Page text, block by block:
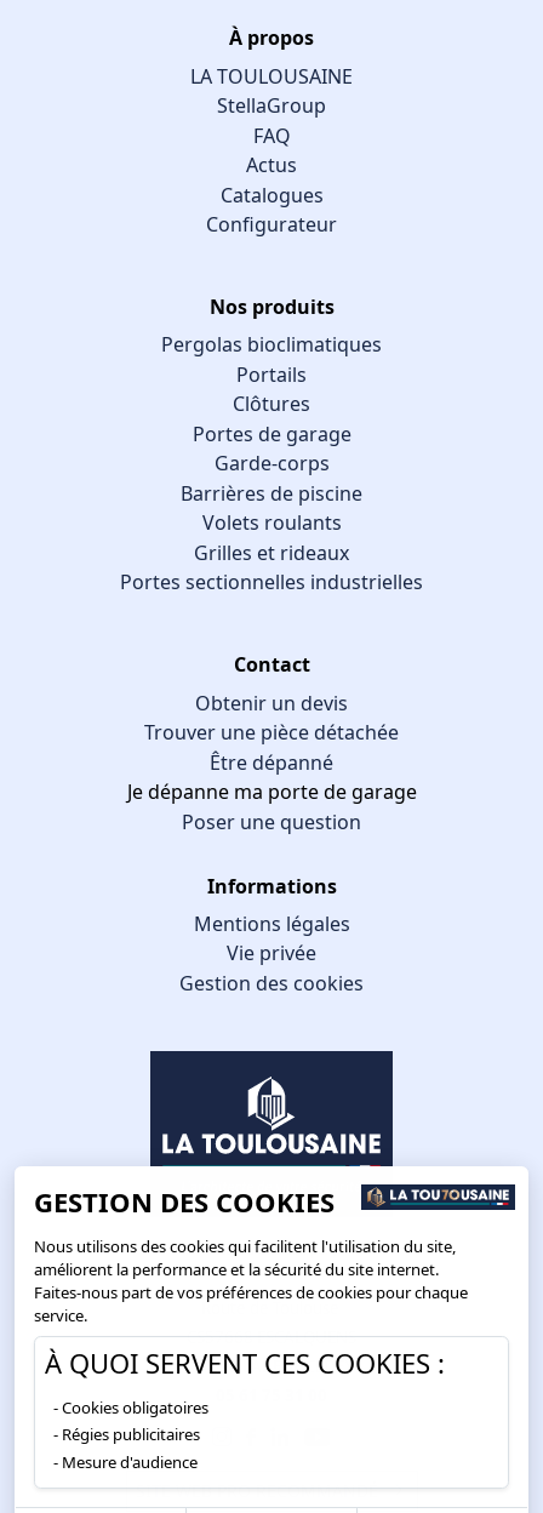
À propos
LA TOULOUSAINE
StellaGroup
FAQ
Actus
Catalogues
Configurateur
Nos produits
Pergolas bioclimatiques
Portails
Clôtures
Portes de garage
Garde-corps
Barrières de piscine
Volets roulants
Grilles et rideaux
Portes sectionnelles industrielles
Contact
Obtenir un devis
Trouver une pièce détachée
Être dépanné
Je dépanne ma porte de garage
Poser une question
Informations
Mentions légales
Vie privée
Gestion des cookies
Route de Toulouse
CS57668 ESCALQUENS
31676 LABÈGE CEDEX
SITE WEB PRO RECOMMANDÉ
GESTION DES COOKIES
Nous utilisons des cookies qui facilitent l'utilisation du site,
améliorent la performance et la sécurité du site internet.
Faites-nous part de vos préférences de cookies pour chaque
service.
À QUOI SERVENT CES COOKIES :
Cookies obligatoires
Régies publicitaires
Mesure d'audience